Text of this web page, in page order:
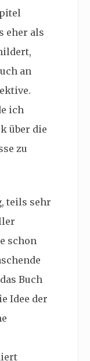
eher als
an
ich
über die
zu
teils sehr
schon
Buch
Idee der